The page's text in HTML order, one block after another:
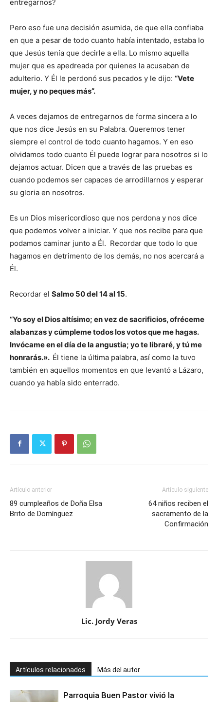
entregarnos?
Pero eso fue una decisión asumida, de que ella confiaba
en que a pesar de todo cuanto había intentado, estaba lo
que Jesús tenía que decirle a ella. Lo mismo aquella
mujer que es apedreada por quienes la acusaban de
adulterio. Y Él le perdonó sus pecados y le dijo: “Vete
mujer, y no peques más”.
A veces dejamos de entregarnos de forma sincera a lo
que nos dice Jesús en su Palabra. Queremos tener
siempre el control de todo cuanto hagamos. Y en eso
olvidamos todo cuanto Él puede lograr para nosotros si lo
dejamos actuar. Dicen que a través de las pruebas es
cuando podemos ser capaces de arrodillarnos y esperar
su gloria en nosotros.
Es un Dios misericordioso que nos perdona y nos dice
que podemos volver a iniciar. Y que nos recibe para que
podamos caminar junto a Él. Recordar que todo lo que
hagamos en detrimento de los demás, no nos acercará a
Él.
Recordar el Salmo 50 del 14 al 15.
“Yo soy el Dios altísimo; en vez de sacrificios, ofréceme
alabanzas y cúmpleme todos los votos que me hagas.
Invócame en el día de la angustia; yo te libraré, y tú me
honrarás.». Él tiene la última palabra, así como la tuvo
también en aquellos momentos en que levantó a Lázaro,
cuando ya había sido enterrado.
Artículo anterior
89 cumpleaños de Doña Elsa
Brito de Domínguez
Artículo siguiente
64 niños reciben el
sacramento de la
Confirmación
Lic. Jordy Veras
Artículos relacionados Más del autor
Parroquia Buen Pastor vivió la